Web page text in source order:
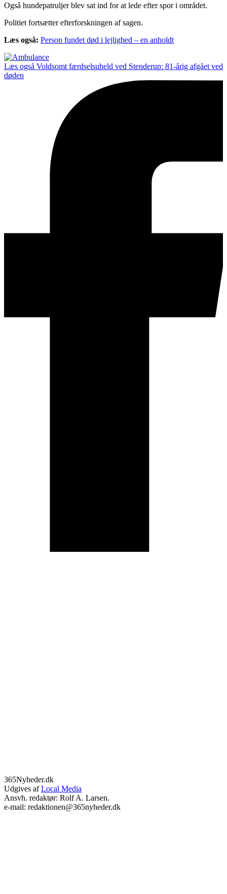
Også hundepatruljer blev sat ind for at lede efter spor i området.
Politiet fortsætter efterforskningen af sagen.
Læs også: Person fundet død i lejlighed – en anholdt
Læs også Voldsomt færdselsuheld ved Stenderup: 81-årig afgået ved
døden
365Nyheder.dk
Udgives afLocal Media
Ansvh. redaktør: Rolf A. Larsen.
e-mail: redaktionen@365nyheder.dk